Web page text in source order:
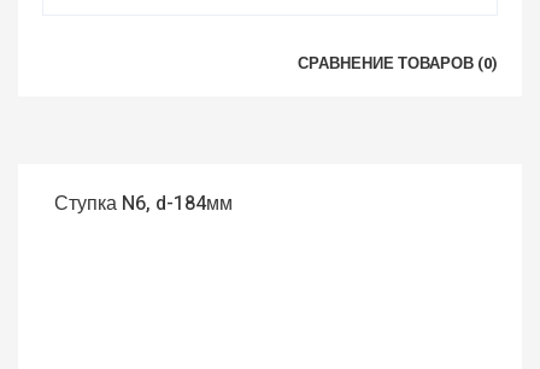
СРАВНЕНИЕ ТОВАРОВ (0)
Ступка N6, d-184мм